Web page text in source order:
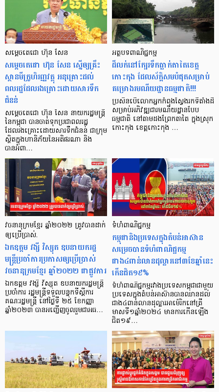
សម្ដេចតេជោ ហ៊ុន សែន
សម្ដេចតេជោ ហ៊ុន សែន ស្នើឲ្យគ្រឹះ
ស្ថានមីក្រូហិរញ្ញវត្ថុ អនុគ្រោះដល់
ពលរដ្ឋដែលរងគ្រោះដោយសារទឹក
ជំនន់
សម្ដេចតេជោ ហ៊ុន សែន នាយករដ្ឋមន្ដ្រី
នៃកម្ពុជា បានចាត់ទុកប្រជាពលរដ្ឋ
ដែលរងគ្រោះដោយសារទឹកជំនន់ ជាក្រុម
ស្ថិតក្នុងហានិភ័យនៃអតិផរណា និង
បានអំពា…
អត្ថបទ​ពាណិជ្ជកម្ម
ដី​លក់​នៅក្បែរ​ទឹក​ធ្លាក់​​តាតៃ​ខេត្ត​
កោះកុង ដែលស័ក្តិសម​បំផុត​សម្រាប់
គម្រោង​​រមណីយដ្ឋាន​ធម្មជាតិ!!!
ប្រសិន​បើ​លោកអ្នក​កំពុង​ស្វែងរក​ទីតាំង​ដី​
សម្រាប់​អភិវឌ្ឍ​ជា​រមណីយដ្ឋាន​បែប​
ធម្មជាតិ នៅ​តាមដង​ព្រែកតាតៃ ក្នុងស្រុក​
កោះកុង ខេត្ត​កោះកុង …
វចនានុក្រមខ្មែរ ឆ្នាំ២០២២ ត្រូវបានដាក់
ឲ្យប្រើប្រាស់.
ឯកឧត្តម វង្សី វិស្សុត ឧបនាយករដ្ឋ
មន្ត្រីប្រចាំការប្រកាសឲ្យប្រើប្រាស់
វចនានុក្រមខ្មែរ ឆ្នាំ២០២២ ជាផ្លូវការ
ឯកឧត្តម វង្សី វិស្សុត ឧបនាយករដ្ឋមន្ត្រី
ប្រចាំការ រដ្ឋមន្ត្រីទទួលបន្ទុកទីស្ដីការ
គណៈរដ្ឋមន្ត្រី នៅថ្ងៃទី ២៥ ខែកញ្ញា
ឆ្នាំ២០២៣ បានអញ្ជើញចូលរួមជាអធ…
ទំហំពាណិជ្ជកម្ម
កម្ពុជានិងប្រទេសក្នុងតំបន់អាស៊ាន
សម្រេចបានទំហំពាណិជ្ជកម្ម
ជាង៤ពាន់លានដុល្លារនៅ៣ខែឆ្នាំនេះ
កើនជិត១៩%
ទំហំពាណិជ្ជកម្មរវាងប្រទេសកម្ពុជាជាមួយ
ប្រទេសក្នុងតំបន់អាស៊ានបានឈានដល់
ជាង៤ពាន់លានដុល្លារអាម៉េរិកនៅត្រី
មាសទី១ឆ្នាំ២០២៤ មានការកើនឡើង
ជិត១៩…